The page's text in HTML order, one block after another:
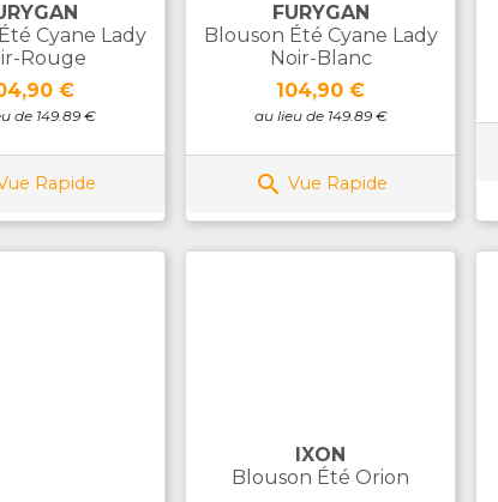
Cyane Lady
Rouge
€
de 149.89 €
Rapide
FURYGAN
Blouson Été Cyane Lady
Noir-Blanc
Prix
104,90 €
au lieu de 149.89 €
 Vue Rapide
IXON
Blouson Été Orion